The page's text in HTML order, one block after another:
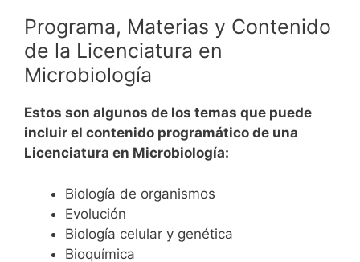
Programa, Materias y Contenido
de la Licenciatura en
Microbiología
Estos son algunos de los temas que puede
incluir el contenido programático de una
Licenciatura en Microbiología:
Biología de organismos
Evolución
Biología celular y genética
Bioquímica